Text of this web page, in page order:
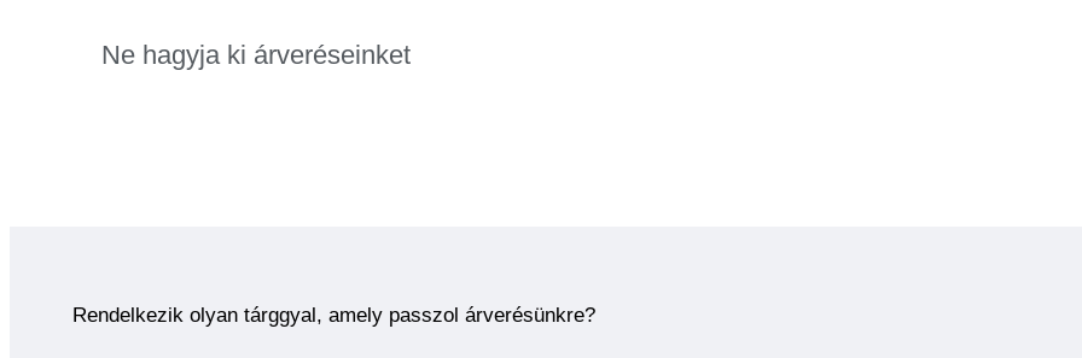
Ne hagyja ki árveréseinket
Rendelkezik olyan tárggyal, amely passzol árverésünkre?